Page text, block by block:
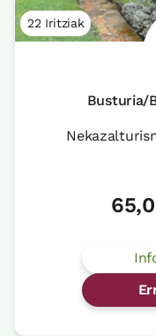
22 Iritziak
Busturia/